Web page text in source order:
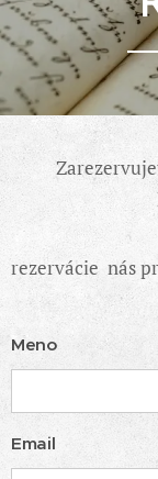
rezervácie nás
Meno
Email